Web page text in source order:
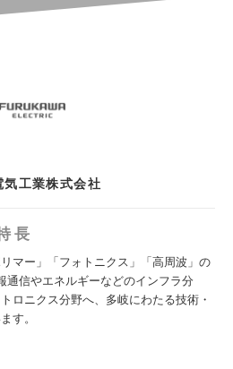
気工業株式会社
長
マー」「フォトニクス」「高周波」の
通信やエネルギーなどのインフラ分
ロニクス分野へ、多岐にわたる技術・
す。